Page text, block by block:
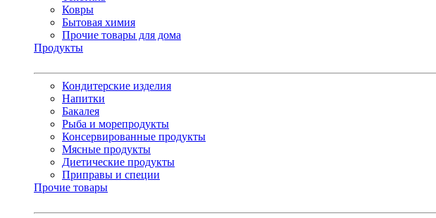
Ковры
Бытовая химия
Прочие товары для дома
Продукты
Кондитерские изделия
Напитки
Бакалея
Рыба и морепродукты
Консервированные продукты
Мясные продукты
Диетические продукты
Приправы и специи
Прочие товары